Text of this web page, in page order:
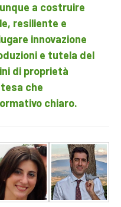
a costruire
resiliente e
innovazione
e tutela del
di proprietà
che
chiaro.